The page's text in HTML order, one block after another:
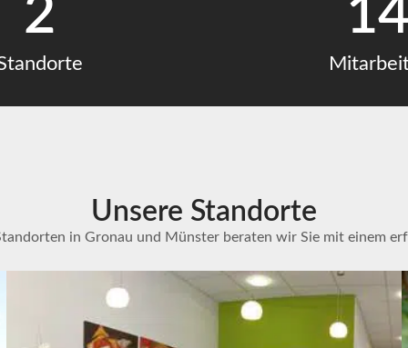
2
Unsere Standorte
in Gronau und Münster beraten wir Sie mit einem